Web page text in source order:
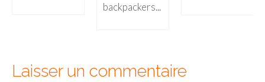
backpackers...
Laisser un commentaire